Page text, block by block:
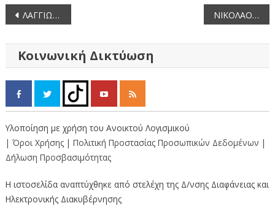
Πλοήγηση
ΛΑΓΓΙΩΤΗΣ ΑΝΩΝΥΜΗ ΕΤΑΙΡΕΙΑ ΠΑΡΑΓΩΓΗΣ ΚΑΙ ΕΜΠΟΡΙΑΣ ΕΙΔΩΝ ΓΟΥΝΟΠΟΙΙΑΣ ΝΙΚΟΛΑΟΣ ΝΑΣΙΟΠΟΥΛΟΣ
Κοινωνική Δικτύωση
Υλοποίηση με χρήση του Ανοικτού Λογισμικού
| Όροι Χρήσης | Πολιτική Προστασίας Προσωπικών Δεδομένων |
Δήλωση Προσβασιμότητας
Η ιστοσελίδα αναπτύχθηκε από στελέχη της Δ/νσης Διαφάνειας και
Ηλεκτρονικής Διακυβέρνησης